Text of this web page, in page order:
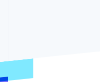
Climate